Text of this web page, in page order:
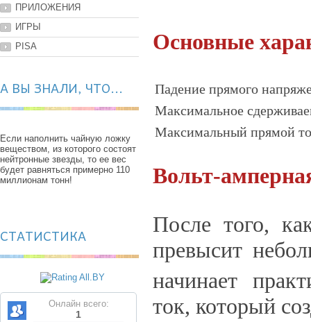
ПРИЛОЖЕНИЯ
ИГРЫ
PISA
А ВЫ ЗНАЛИ, ЧТО...
Если наполнить чайную ложку
веществом, из которого состоят
нейтронные звезды, то ее вес
будет равняться примерно 110
миллионам тонн!
СТАТИСТИКА
Онлайн всего:
1
Основные
Падение прямого
Максимальное
Максимальный прямой
Вольт-
После того,
превысит
начинает
ток, который